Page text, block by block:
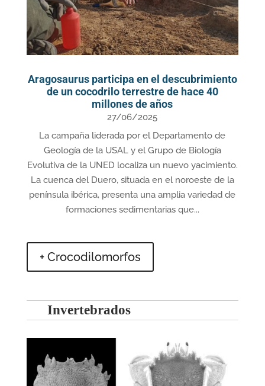
Aragosaurus participa en el descubrimiento
de un cocodrilo terrestre de hace 40
millones de años
27/06/2025
La campaña liderada por el Departamento de
Geología de la USAL y el Grupo de Biología
Evolutiva de la UNED localiza un nuevo yacimiento.
La cuenca del Duero, situada en el noroeste de la
península ibérica, presenta una amplia variedad de
formaciones sedimentarias que...
+ Crocodilomorfos
Invertebrados